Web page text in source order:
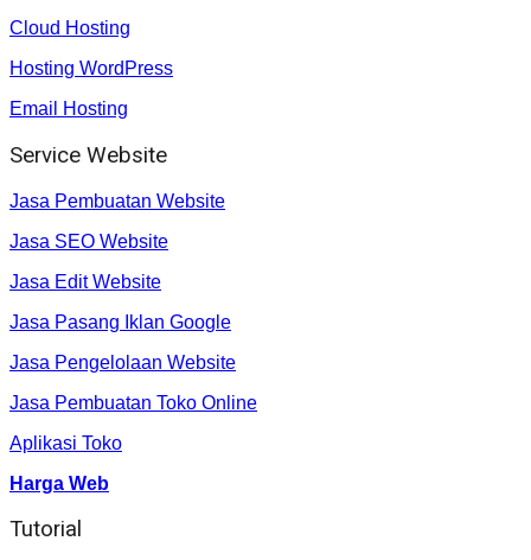
Cloud Hosting
Hosting WordPress
Email Hosting
Service Website
Jasa Pembuatan Website
Jasa SEO Website
Jasa Edit Website
Jasa Pasang Iklan Google
Jasa Pengelolaan Website
Jasa Pembuatan Toko Online
Aplikasi Toko
Harga Web
Tutorial